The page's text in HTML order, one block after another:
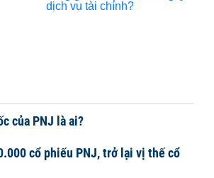
của PNJ là ai?
cổ phiếu PNJ, trở lại vị thế cổ